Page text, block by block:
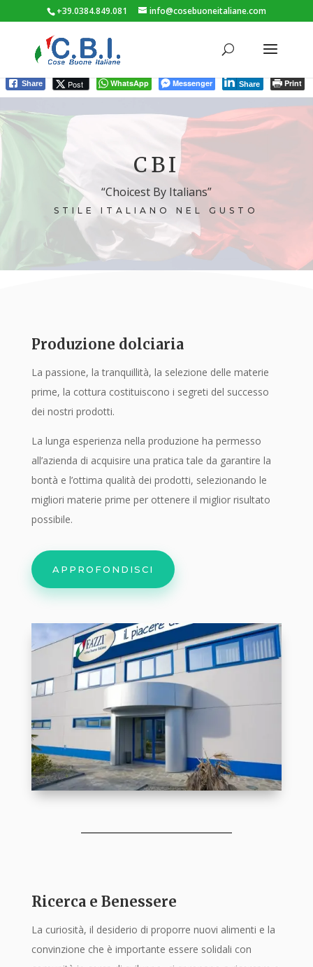
+39.0384.849.081 info@cosebuoneitaliane.com
Share Post WhatsApp Messenger Share Print
Player
CBI
“Choicest By Italians”
STILE ITALIANO NEL GUSTO
Produzione dolciaria
La passione, la tranquillità, la selezione delle materie
prime, la cottura costituiscono i segreti del successo
dei nostri prodotti.
La lunga esperienza nella produzione ha permesso
all’azienda di acquisire una pratica tale da garantire la
bontà e l’ottima qualità dei prodotti, selezionando le
migliori materie prime per ottenere il miglior risultato
possibile.
APPROFONDISCI
Ricerca e Benessere
La curiosità, il desiderio di proporre nuovi alimenti e la
convinzione che è importante essere solidali con